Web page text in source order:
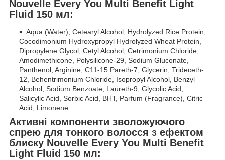
Nouvelle Every You Multi Benefit Light
Fluid 150 мл:
Aqua (Water), Cetearyl Alcohol, Hydrolyzed Rice Protein,
Cocodimonium Hydroxypropyl Hydrolyzed Wheat Protein,
Dipropylene Glycol, Cetyl Alcohol, Cetrimonium Chloride,
Amodimethicone, Polysilicone-29, Sodium Gluconate,
Panthenol, Arginine, C11-15 Pareth-7, Glycerin, Trideceth-
12, Behentrimonium Chloride, Isopropyl Alcohol, Benzyl
Alcohol, Sodium Benzoate, Laureth-9, Glycolic Acid,
Salicylic Acid, Sorbic Acid, BHT, Parfum (Fragrance), Citric
Acid, Limonene.
Активні компоненти зволожуючого
спрею для тонкого волосся з ефектом
блиску Nouvelle Every You Multi Benefit
Light Fluid 150 мл: